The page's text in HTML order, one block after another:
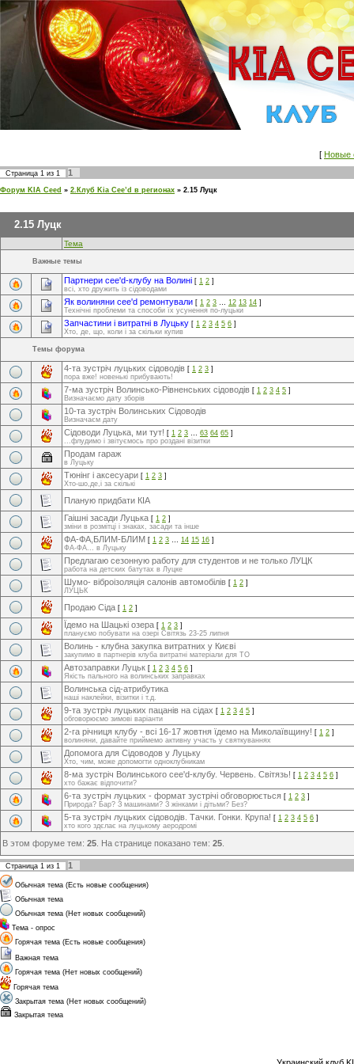
[ Новые
Страница 1 из 1 1
Форум KIA Ceed » 2.Клуб Kia Cee’d в регионах » 2.15 Луцк
2.15 Луцк
Тема
Важные темы
Партнери cee'd-клубу на Волині [ 1 2 ]
всі, хто дружить із сідоводами
Як волиняни cee'd ремонтували [ 1 2 3 … 12 13 14 ]
Технічні проблеми та способи їх усунення по-луцьки
Запчастини і витратні в Луцьку [ 1 2 3 4 5 6 ]
Хто, де, що, коли і за скільки купив
Темы форума
4-та зустріч луцьких сідоводів [ 1 2 3 ]
пора вже! новенькі прибувають!
7-ма зустріч Волинсько-Рівненських сідоводів [ 1 2 3 4 5 ]
Визначаємо дату зборів
10-та зустріч Волинських Сідоводів
Визначаєм дату
Сідоводи Луцька, ми тут! [ 1 2 3 … 63 64 65 ]
...флудимо і звітуємось про роздані візитки
Продам гараж
в Луцьку
Тюнінг і аксесуари [ 1 2 3 ]
Хто-шо,де,і за скількі
Планую придбати КІА
Гаішні засади Луцька [ 1 2 ]
зміни в розмітці і знаках, засади та інше
ФА-ФА,БЛИМ-БЛИМ [ 1 2 3 … 14 15 16 ]
ФА-ФА... в Луцьку
Предлагаю сезонную работу для студентов и не только ЛУЦК
работа на детских батутах в Луцке
Шумо- віброізоляція салонів автомобілів [ 1 2 ]
ЛУЦЬК
Продаю Сіда [ 1 2 ]
Їдемо на Шацькі озера [ 1 2 3 ]
плануємо побувати на озері Світязь 23-25 липня
Волинь - клубна закупка витратних у Києві
закупимо в партнерів клуба витратні матеріали для ТО
Автозаправки Луцьк [ 1 2 3 4 5 6 ]
Якість пального на волинських заправках
Волинська сід-атрибутика
наші наклейки, візитки і т.д.
9-та зустріч луцьких пацанів на сідах [ 1 2 3 4 5 ]
обговорюємо зимові варіанти
2-га річниця клубу - всі 16-17 жовтня їдемо на Миколаївщину! [ 1 2 ]
волиняни, давайте приймемо активну участь у святкуваннях
Допомога для Сідоводов у Луцьку
Хто, чим, може допомогти одноклубникам
8-ма зустріч Волинського cee'd-клубу. Червень. Світязь! [ 1 2 3 4 5 6 ]
хто бажає відпочити?
6-та зустріч луцьких - формат зустрічі обговорюється [ 1 2 3 ]
Природа? Бар? З машинами? З жінками і дітьми? Без?
5-та зустріч луцьких сідоводів. Тачки. Гонки. Крупа! [ 1 2 3 4 5 6 ]
хто кого здєлає на луцькому аеродромі
В этом форуме тем: 25 . На странице показано тем: 25
Страница 1 из 1 1
Обычная тема (Есть новые сообщения)
Обычная тема
Обычная тема (Нет новых сообщений)
Тема - опрос
Горячая тема (Есть новые сообщения)
Важная тема
Горячая тема (Нет новых сообщений)
Горячая тема
Закрытая тема (Нет новых сообщений)
Закрытая тема
Украинский клуб